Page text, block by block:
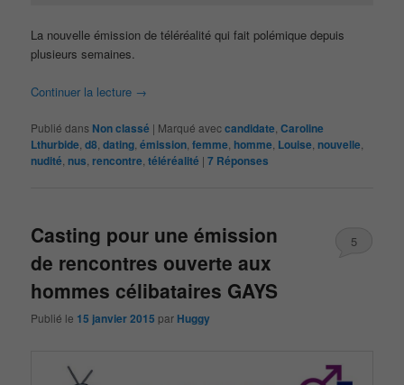
La nouvelle émission de téléréalité qui fait polémique depuis
plusieurs semaines.
Continuer la lecture →
Publié dans Non classé | Marqué aveccandidate ,Caroline
Lthurbide ,d8 ,dating ,émission ,femme homme Louise nouvelle
nudité nus rencontre ,téléréalité |7 Réponses
Casting pour une émission
de rencontres ouverte aux
hommes célibataires GAYS
Publié le 15 janvier 2015 par Huggy
5